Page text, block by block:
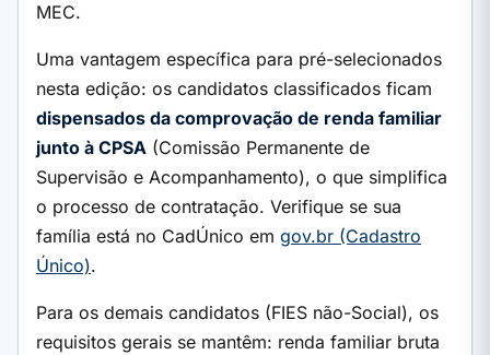
MEC.
Uma vantagem específica para pré-selecionados
nesta edição: os candidatos classificados ficam
dispensados da comprovação de renda familiar
junto à CPSA (Comissão Permanente de
Supervisão e Acompanhamento), o que simplifica
o processo de contratação. Verifique se sua
família está no CadÚnico em gov.br (Cadastro
Único).
Para os demais candidatos (FIES não-Social), os
requisitos gerais se mantêm: renda familiar bruta